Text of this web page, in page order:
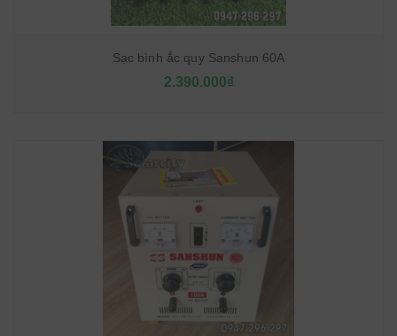
Sạc bình ắc quy Sanshun 60A
2.390.000₫